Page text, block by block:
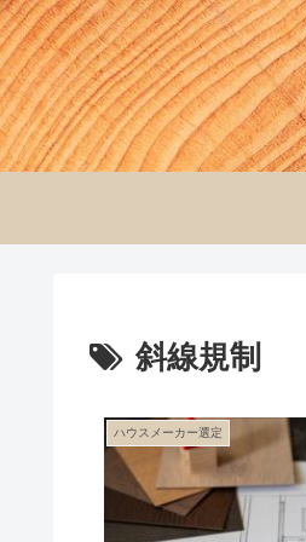
斜線規制
ハウスメーカー選定